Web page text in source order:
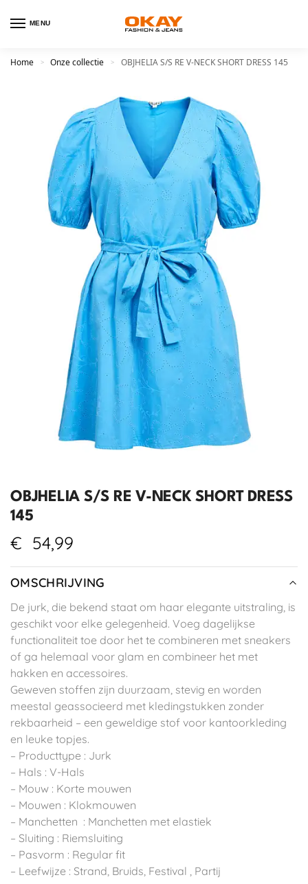
MENU
Home > Onze collectie > OBJHELIA S/S RE V-NECK SHORT DRESS 145
OBJHELIA S/S RE V-NECK SHORT DRESS
145
€ 54,99
OMSCHRIJVING
De jurk, die bekend staat om haar elegante uitstraling, is
geschikt voor elke gelegenheid. Voeg dagelijkse
functionaliteit toe door het te combineren met sneakers
of ga helemaal voor glam en combineer het met
hakken en accessoires.
Geweven stoffen zijn duurzaam, stevig en worden
meestal geassocieerd met kledingstukken zonder
rekbaarheid – een geweldige stof voor kantoorkleding
en leuke topjes.
– Producttype : Jurk
– Hals : V-Hals
– Mouw : Korte mouwen
– Mouwen : Klokmouwen
– Manchetten : Manchetten met elastiek
– Sluiting : Riemsluiting
– Pasvorm : Regular fit
– Leefwijze : Strand, Bruids, Festival , Partij